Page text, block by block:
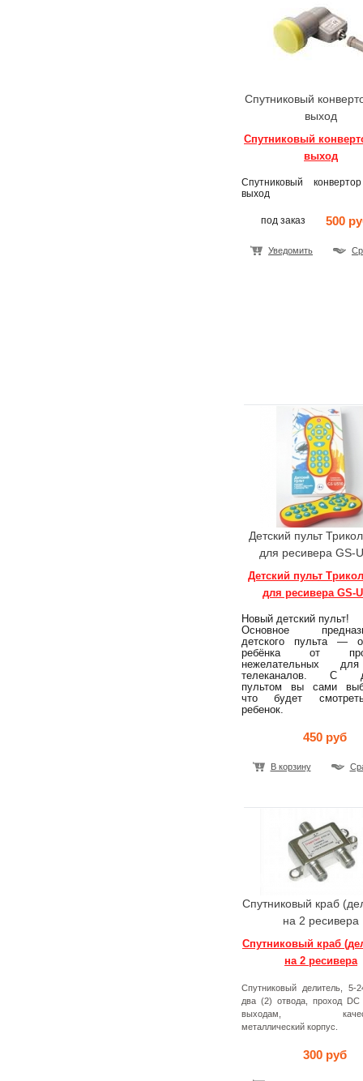
Спутниковый
выход
Спутниковый
выход
Спутниковый
выход
под заказ 500
Уведомить
Детский пульт
для ресивера GS-
Детский пульт
для ресивера GS-
Новый детский пульт!
Основное
детского пульта —
ребёнка от
нежелательных
телеканалов. С
пультом вы сами
что будет
ребенок.
450 руб
В корзину
Спутниковый краб
на 2 ресивера
Спутниковый краб
на 2 ресивера
Спутниковый делитель, 5-
два (2) отвода, проход
выходам,
металлический корпус.
300 руб